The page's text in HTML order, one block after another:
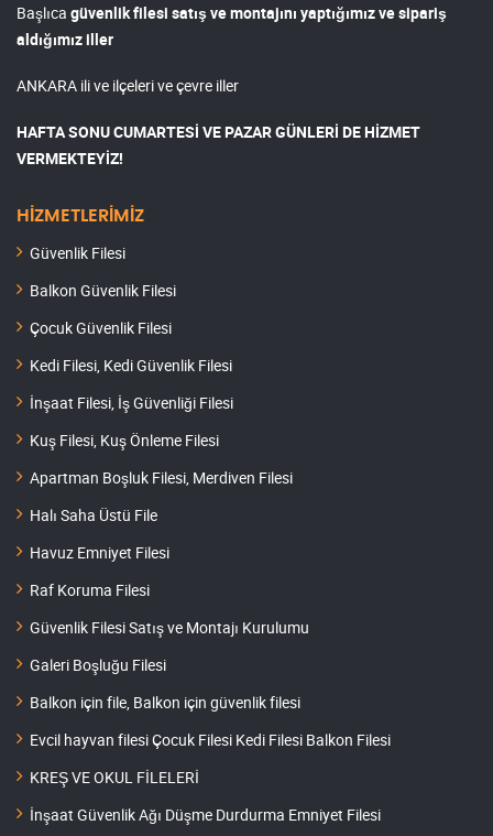
Başlıca güvenlik filesi satış ve montajını yaptığımız ve sipariş
aldığımız iller
ANKARA ili ve ilçeleri ve çevre iller
HAFTA SONU CUMARTESİ VE PAZAR GÜNLERİ DE HİZMET
VERMEKTEYİZ!
HİZMETLERİMİZ
Güvenlik Filesi
Balkon Güvenlik Filesi
Çocuk Güvenlik Filesi
Kedi Filesi, Kedi Güvenlik Filesi
İnşaat Filesi, İş Güvenliği Filesi
Kuş Filesi, Kuş Önleme Filesi
Apartman Boşluk Filesi, Merdiven Filesi
Halı Saha Üstü File
Havuz Emniyet Filesi
Raf Koruma Filesi
Güvenlik Filesi Satış ve Montajı Kurulumu
Galeri Boşluğu Filesi
Balkon için file, Balkon için güvenlik filesi
Evcil hayvan filesi Çocuk Filesi Kedi Filesi Balkon Filesi
KREŞ VE OKUL FİLELERİ
İnşaat Güvenlik Ağı Düşme Durdurma Emniyet Filesi